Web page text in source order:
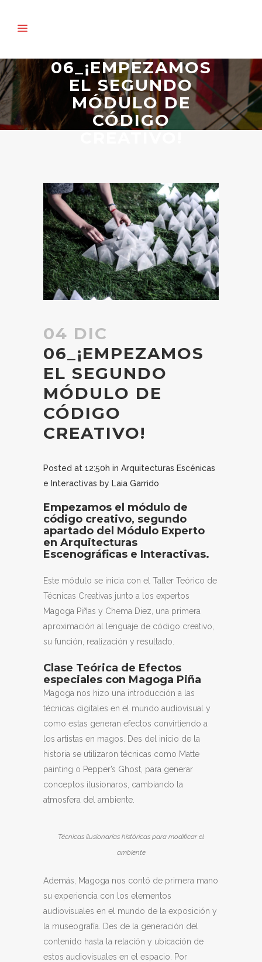
06_¡EMPEZAMOS
EL SEGUNDO
MÓDULO DE
CÓDIGO
04 DIC
06_¡EMPEZAMOS
EL SEGUNDO
MÓDULO DE
CÓDIGO
CREATIVO!
Posted at 12:50h in Arquitecturas Escénicas
e Interactivas by Laia Garrido
Empezamos el módulo de
código creativo, segundo
apartado del Módulo Experto
en Arquitecturas
Escenográficas e Interactivas.
Este módulo se inicia con el Taller Teórico de
Técnicas Creativas junto a los expertos
Magoga Piñas y Chema Diez, una primera
aproximación al lenguaje de código creativo,
su función, realización y resultado.
Clase Teórica de Efectos
especiales con Magoga Piña
Magoga nos hizo una introducción a las
técnicas digitales en el mundo audiovisual y
como estas generan efectos convirtiendo a
los artistas en magos. Des del inicio de la
historia se utilizaron técnicas como Matte
painting o Pepper’s Ghost, para generar
conceptos ilusionaros, cambiando la
atmosfera del ambiente.
Técnicas ilusionarías históricas para modificar el
ambiente
Además, Magoga nos contó de primera mano
su experiencia con los elementos
audiovisuales en el mundo de la exposición y
la museografía. Des de la generación del
contenido hasta la relación y ubicación de
estos audiovisuales en el espacio. Por